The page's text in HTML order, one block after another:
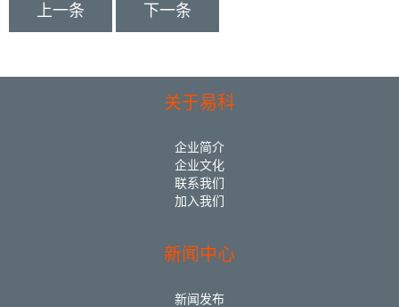
上一条 下一条
关于易科
企业简介
企业文化
联系我们
加入我们
新闻中心
新闻发布